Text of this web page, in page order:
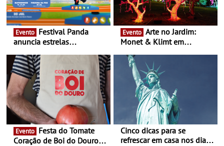
Evento
anuncia estrelas
- Entre Junho e Julho pelo
país
Evento
Monet & Klimt em
ao final de Setembro -
Experiência luminosa no
jardim do Museu de
Alberto Sampaio
Evento
Coração de Boi do Douro -
Cinco dicas para se
refrescar em casa nos dias